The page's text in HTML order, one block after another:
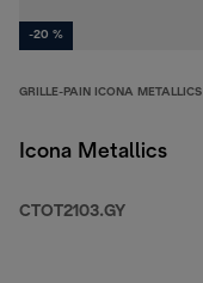
-20 %
GRILLE-PAIN ICONA METALLICS
Icona Metallics
CTOT2103.GY